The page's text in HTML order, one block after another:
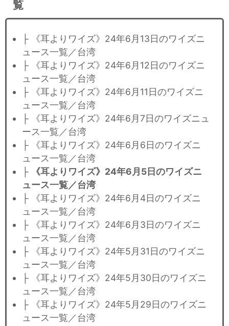
覧
├ 《耳よりワイズ》24年6月13日のワイズニ
ュース一覧／台湾
├ 《耳よりワイズ》24年6月12日のワイズニ
ュース一覧／台湾
├ 《耳よりワイズ》24年6月11日のワイズニ
ュース一覧／台湾
├ 《耳よりワイズ》24年6月7日のワイズニュ
ース一覧／台湾
├ 《耳よりワイズ》24年6月6日のワイズニ
ュース一覧／台湾
├
《耳よりワイズ》24年6月5日のワイズニ
ュース一覧／台湾
├ 《耳よりワイズ》24年6月4日のワイズニ
ュース一覧／台湾
├ 《耳よりワイズ》24年6月3日のワイズニ
ュース一覧／台湾
├ 《耳よりワイズ》24年5月31日のワイズニ
ュース一覧／台湾
├ 《耳よりワイズ》24年5月30日のワイズニ
ュース一覧／台湾
├ 《耳よりワイズ》24年5月29日のワイズニ
ュース一覧／台湾